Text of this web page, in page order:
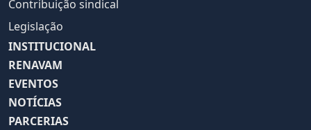
Contribuição sindical
Legislação
INSTITUCIONAL
RENAVAM
EVENTOS
NOTÍCIAS
PARCERIAS